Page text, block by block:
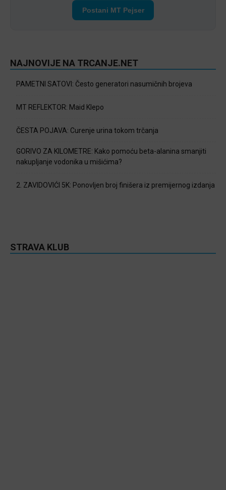
Postani MT Pejser
NAJNOVIJE NA TRCANJE.NET
PAMETNI SATOVI: Često generatori nasumičnih brojeva
MT REFLEKTOR: Maid Klepo
ČESTA POJAVA: Curenje urina tokom trčanja
GORIVO ZA KILOMETRE: Kako pomoću beta-alanina smanjiti
nakupljanje vodonika u mišićima?
2. ZAVIDOVIĆI 5K: Ponovljen broj finišera iz premijernog izdanja
STRAVA KLUB